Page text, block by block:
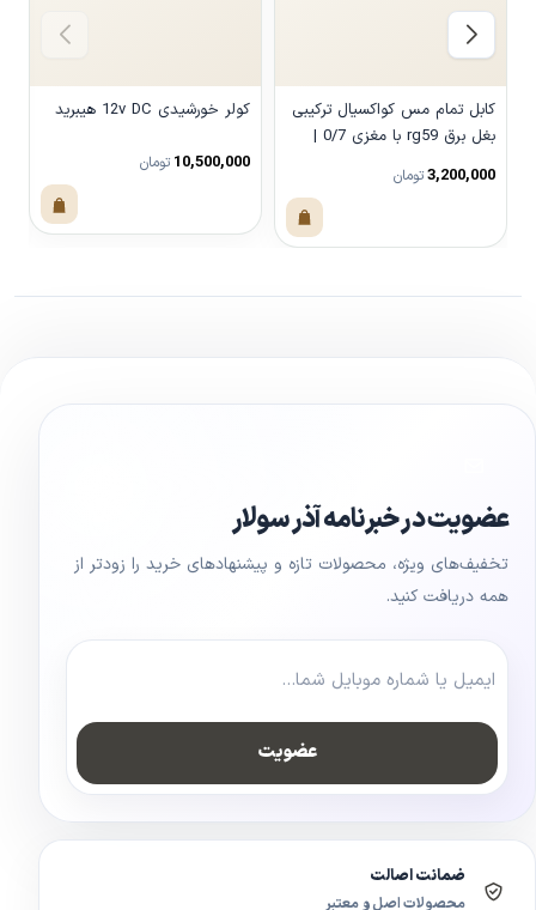
کابل تمام مس کواکسیال ترکیبی
بغل برق rg59 با مغزی 0/7 |
305 متری درجه 1
3,200,000تومان
کولر خورشیدی 12v DC هیبرید
10,500,000 تومان
عضویت در خبرنامه آذر سولار
تخفیف‌های ویژه، محصولات تازه و پیشنهادهای خرید را زودتر از
همه دریافت کنید.
عضویت
ضمانت اصالت
محصولات اصل و معتبر